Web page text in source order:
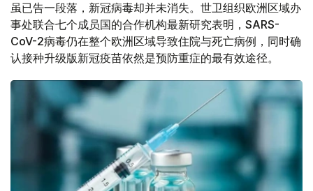
虽已告一段落，新冠病毒却并未消失。世卫组织欧洲区域办
事处联合七个成员国的合作机构最新研究表明，SARS-
CoV-2病毒仍在整个欧洲区域导致住院与死亡病例，同时确
认接种升级版新冠疫苗依然是预防重症的最有效途径。